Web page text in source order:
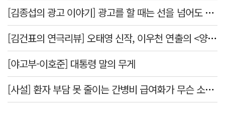
[김종섭의 광고 이야기] 광고를 할 때는 선을 넘어도 좋습니다.
[김건표의 연극리뷰] 오태영 신작, 이우천 연출의 <양은 양순하다>"국민을 온순한 양으로 길들이는 전체주의적 정치의 알레고리"
[야고부-이호준] 대통령 말의 무게
[사설] 환자 부담 못 줄이는 간병비 급여화가 무슨 소용인가